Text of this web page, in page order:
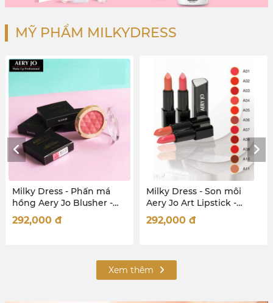
MỸ PHẨM MILKYDRESS
Dress - Phấn má
Aery Jo Blusher -
- san hô đậm
đ
Milky Dress - Son môi
Aery Jo Art Lipstick -
Milano- No 7
292,000đ
Xem thêm